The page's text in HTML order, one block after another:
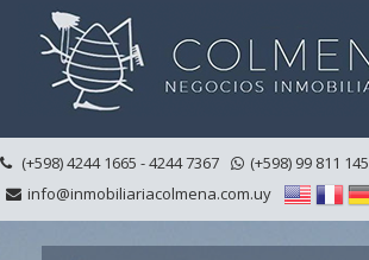
(+598) 4244 1665 - 4244 7367
(+598) 99 811 145
info@inmobiliariacolmena.com.uy